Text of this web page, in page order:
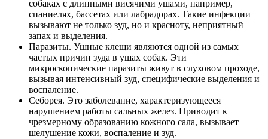
собаках с длинными висячими ушами, например,
спаниелях, бассетах или лабрадорах. Такие инфекции
вызывают не только зуд, но и красноту, неприятный
запах и выделения.
Паразиты. Ушные клещи являются одной из самых
частых причин зуда в ушах собак. Эти
микроскопические паразиты живут в слуховом проходе,
вызывая интенсивный зуд, специфические выделения и
воспаление.
Себорея. Это заболевание, характеризующееся
нарушением работы сальных желез. Приводит к
чрезмерному образованию кожного сала, вызывает
шелушение кожи, воспаление и зуд.